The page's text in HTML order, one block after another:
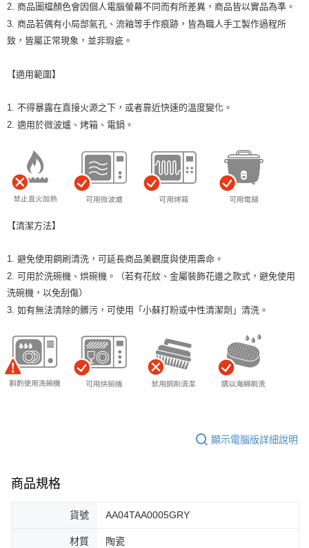
2. 商品圖檔顏色會因個人電腦螢幕不同而有所差異，商品皆以實品為準。
3. 商品若偶有小局部氣孔、流釉等手作痕跡，皆為職人手工製作過程所
致，皆屬正常現象，並非瑕疵。
【適用範圍】
1. 不得暴露在直接火源之下，或者靠近快速的溫度變化。
2. 適用於微波爐、烤箱、電鍋。
【清潔方法】
1. 避免使用鋼刷清洗，可延長商品美觀度與使用壽命。
2. 可用於洗碗機、烘碗機。（若有花紋、金屬裝飾花邊之款式，避免使用
洗碗機，以免刮傷）
3. 如有無法清除的髒污，可使用「小蘇打粉或中性清潔劑」清洗。
顯示電腦版詳細說明
商品規格
貨號 AA04TAA0005GRY
材質 陶瓷